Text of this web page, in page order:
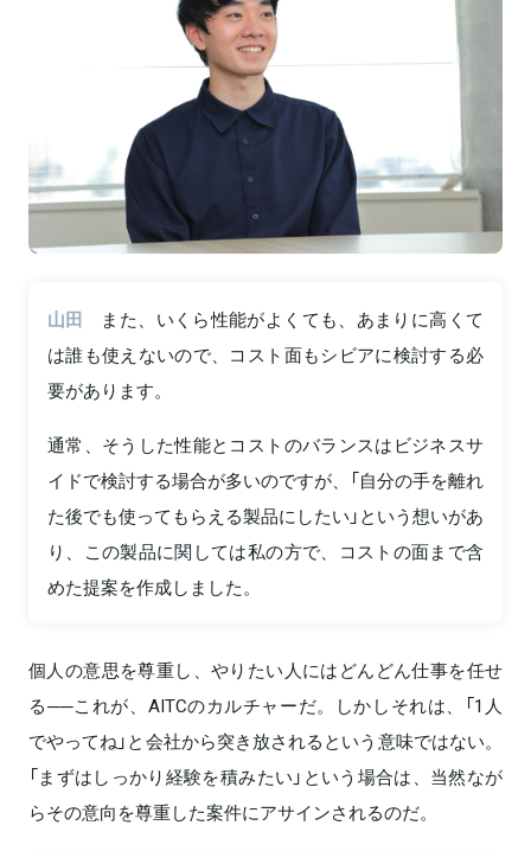
山田
また、いくら性能がよくても、あまりに高くて
は誰も使えないので、コスト面もシビアに検討する必
要があります。
通常、そうした性能とコストのバランスはビジネスサ
イドで検討する場合が多いのですが、「自分の手を離れ
た後でも使ってもらえる製品にしたい」という想いがあ
り、この製品に関しては私の方で、コストの面まで含
めた提案を作成しました。
個人の意思を尊重し、やりたい人にはどんどん仕事を任せ
る──これが、AITCのカルチャーだ。しかしそれは、「1人
でやってね」と会社から突き放されるという意味ではない。
「まずはしっかり経験を積みたい」という場合は、当然なが
らその意向を尊重した案件にアサインされるのだ。